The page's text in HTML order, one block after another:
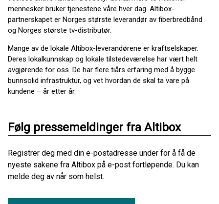
mennesker bruker tjenestene våre hver dag. Altibox-
partnerskapet er Norges største leverandør av fiberbredbånd
og Norges største tv-distributør.
Mange av de lokale Altibox-leverandørene er kraftselskaper.
Deres lokalkunnskap og lokale tilstedeværelse har vært helt
avgjørende for oss. De har flere tiårs erfaring med å bygge
bunnsolid infrastruktur, og vet hvordan de skal ta vare på
kundene – år etter år.
Følg pressemeldinger fra Altibox
Registrer deg med din e-postadresse under for å få de
nyeste sakene fra Altibox på e-post fortløpende. Du kan
melde deg av når som helst.